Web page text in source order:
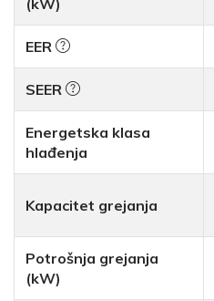
(kW)
EER
SEER
Energetska klasa
hlađenja
Kapacitet grejanja
Potrošnja grejanja
(kW)